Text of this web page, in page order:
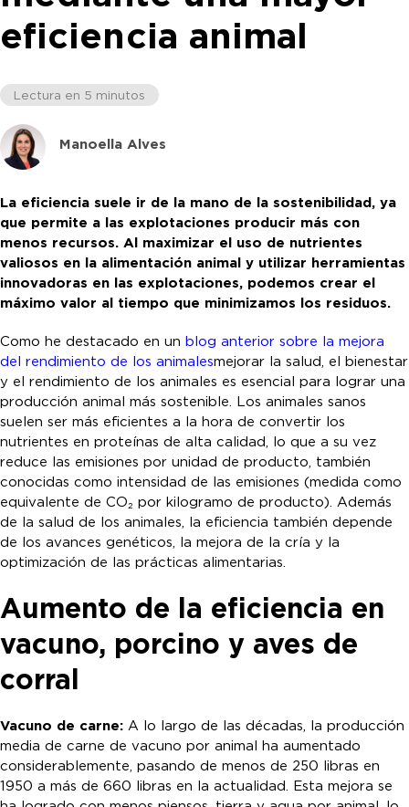
eficiencia animal
Lectura en 5 minutos
Manoella Alves
La eficiencia suele ir de la mano de la sostenibilidad, ya
que permite a las explotaciones producir más con
menos recursos. Al maximizar el uso de nutrientes
valiosos en la alimentación animal y utilizar herramientas
innovadoras en las explotaciones, podemos crear el
máximo valor al tiempo que minimizamos los residuos.
Como he destacado en un blog anterior sobre la mejora
del rendimiento de los animalesmejorar la salud, el bienestar
y el rendimiento de los animales es esencial para lograr una
producción animal más sostenible. Los animales sanos
suelen ser más eficientes a la hora de convertir los
nutrientes en proteínas de alta calidad, lo que a su vez
reduce las emisiones por unidad de producto, también
conocidas como intensidad de las emisiones (medida como
equivalente de CO₂ por kilogramo de producto). Además
de la salud de los animales, la eficiencia también depende
de los avances genéticos, la mejora de la cría y la
optimización de las prácticas alimentarias.
Aumento de la eficiencia en
vacuno, porcino y aves de
corral
Vacuno de carne: A lo largo de las décadas, la producción
media de carne de vacuno por animal ha aumentado
considerablemente, pasando de menos de 250 libras en
1950 a más de 660 libras en la actualidad. Esta mejora se